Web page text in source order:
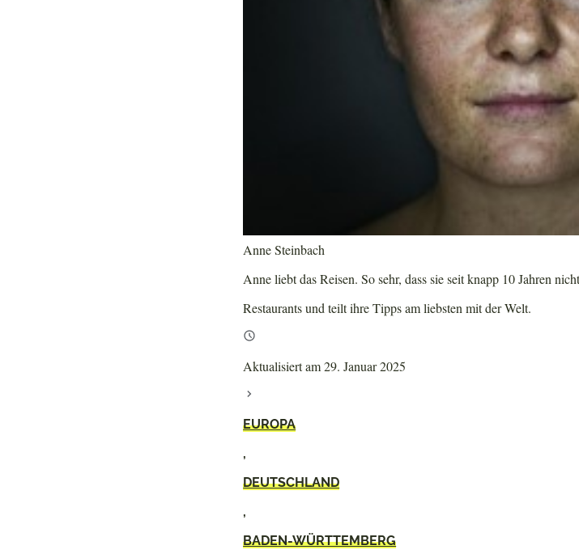
Anne Steinbach
Anne liebt das Reisen. So sehr, dass sie seit knapp 10 Jahren
Restaurants und teilt ihre Tipps am liebsten mit der Welt.
Aktualisiert am 29. Januar 2025
EUROPA
,
DEUTSCHLAND
,
BADEN-WÜRTTEMBERG